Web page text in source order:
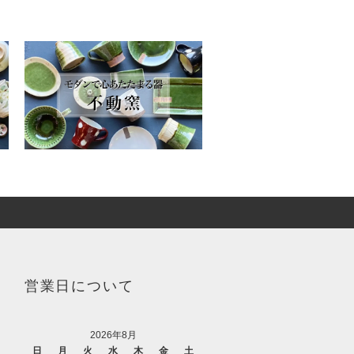
営業日について
2026年8月
日
月 火 水 木 金 土